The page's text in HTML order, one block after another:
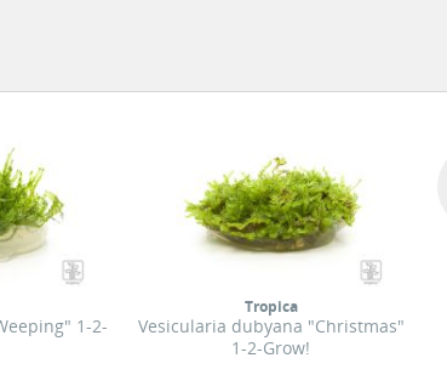
1-2-
Tropica
Vesicularia dubyana "Christmas"
1-2-Grow!